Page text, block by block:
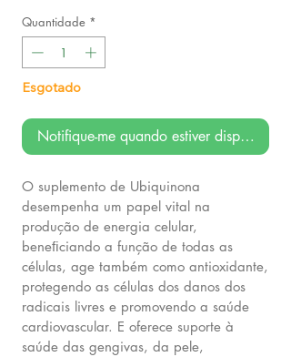
Quantidade *
Esgotado
Notifique-me quando estiver disponível
O suplemento de Ubiquinona
desempenha um papel vital na
produção de energia celular,
beneﬁciando a função de todas as
células, age também como antioxidante,
protegendo as células dos danos dos
radicais livres e promovendo a saúde
cardiovascular. E oferece suporte à
saúde das gengivas, da pele,